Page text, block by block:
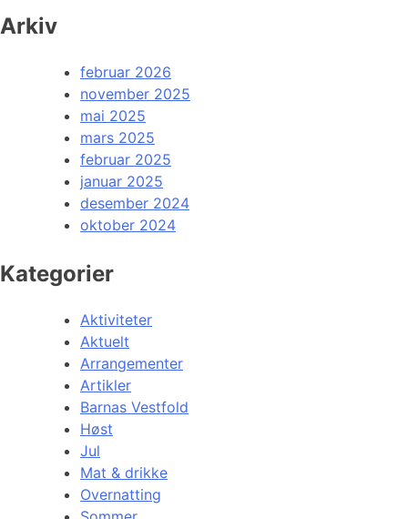
Arkiv
februar 2026
november 2025
mai 2025
mars 2025
februar 2025
januar 2025
desember 2024
oktober 2024
Kategorier
Aktiviteter
Aktuelt
Arrangementer
Artikler
Barnas Vestfold
Høst
Jul
Mat & drikke
Overnatting